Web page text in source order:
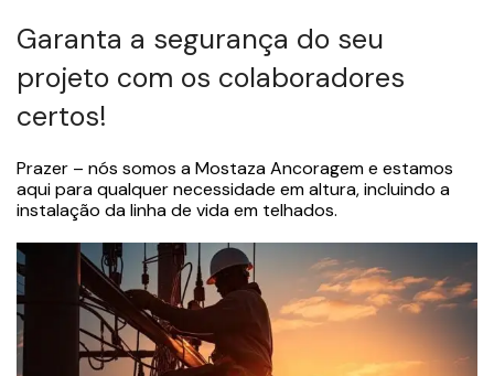
Garanta a segurança do seu
projeto com os colaboradores
certos!
Prazer – nós somos a Mostaza Ancoragem e estamos
aqui para qualquer necessidade em altura, incluindo a
instalação da linha de vida em telhados.